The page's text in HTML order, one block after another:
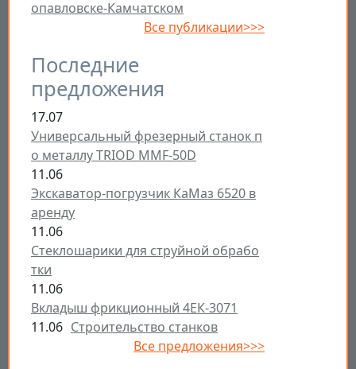
опавловске-Камчатском
Все публикации>>>
Последние
предложения
17.07
Универсальный фрезерный станок п
о металлу TRIOD MMF-50D
11.06
Экскаватор-погрузчик КаМаз 6520 в
аренду
11.06
Стеклошарики для струйной обрабо
тки
11.06
Вкладыш фрикционный 4ЕК-3071
11.06 Строительство станков
Все предложения>>>